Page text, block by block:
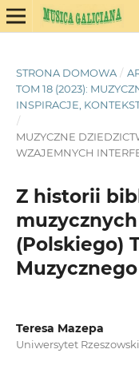
STRONA DOMOWA /
TOM 18 (2023):
INSPIRACJE,
/
MUZYCZNE
WZAJEMNYCH
Z historii
(Polskiego)
Teresa Mazepa
Uniwersytet